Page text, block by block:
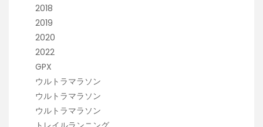
2018
2019
2020
2022
GPX
ウルトラマラソン
ウルトラマラソン
ウルトラマラソン